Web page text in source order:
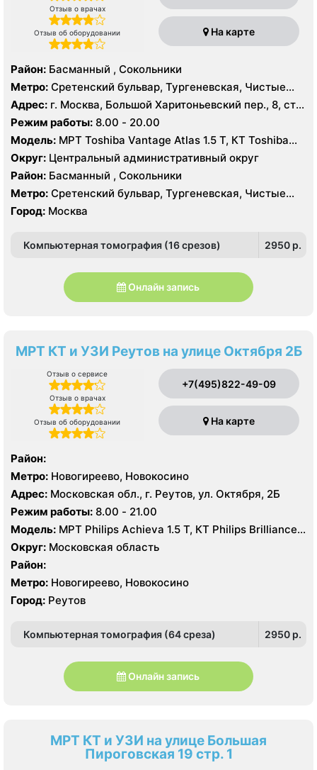
Отзыв о врачах
Отзыв об оборудовании На карте
Район: Басманный , Сокольники
Метро: Сретенский бульвар, Тургеневская, Чистые
пруды
Адрес: г. Москва, Большой Харитоньевский пер., 8, стр.
1
Режим работы: 8.00 - 20.00
Модель: МРТ Toshiba Vantage Atlas 1.5 Т, КТ Toshiba
AQUILION RXL 16 срезов, УЗИ GE Logiq 7
Округ: Центральный административный округ
Район: Басманный , Сокольники
Метро: Сретенский бульвар, Тургеневская, Чистые
пруды
Город: Москва
Компьютерная томография (16 срезов) 2950 p.
Онлайн запись
МРТ КТ и УЗИ Реутов на улице Октября 2Б
Отзыв о сервисе
Отзыв о врачах
Отзыв об оборудовании
+7(495)822-49-09
На карте
Район:
Метро: Новогиреево, Новокосино
Адрес: Московская обл., г. Реутов, ул. Октября, 2Б
Режим работы: 8.00 - 21.00
Модель: МРТ Philips Achieva 1.5 T, КТ Philips Brilliance
64 среза, УЗИ GE Vivid T8
Округ: Московская область
Район:
Метро: Новогиреево, Новокосино
Город: Реутов
Компьютерная томография (64 среза) 2950 p.
Онлайн запись
МРТ КТ и УЗИ на улице Большая
Пироговская 19 стр. 1